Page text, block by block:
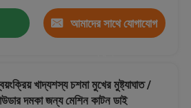
আমাদের সাথে যোগাযোগ
খাদ্যশস্য চশমা মুখের মুষ্ট্যাঘাত /
দমকা জন্য মেশিন কাটন ডাই